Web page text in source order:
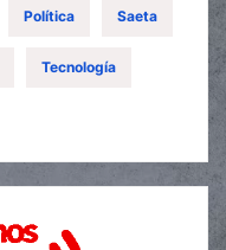
Política Saeta
Tecnología